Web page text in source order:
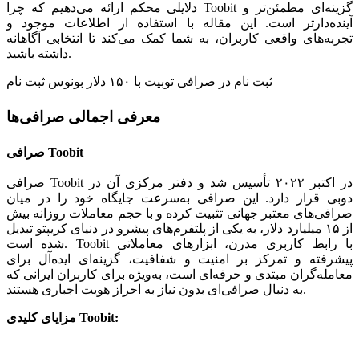
دلایلی محکم ارائه می‌دهیم که چرا Toobit گزینه‌ای مطمئن‌تر و
آینده‌دارتر است. این مقاله با استفاده از اطلاعات موجود و
تجربه‌های واقعی کاربران، به شما کمک می‌کند تا انتخابی آگاهانه
داشته باشید.
ثبت نام در صرافی توبیت با ۱۵۰ دلار بونوس ثبت نام
معرفی اجمالی صرافی‌ها
صرافی Toobit
صرافی Toobit در اکتبر ۲۰۲۲ تأسیس شد و دفتر مرکزی آن در
دوبی قرار دارد. این صرافی به‌سرعت جایگاه خود را در میان
صرافی‌های معتبر جهانی تثبیت کرده و با حجم معاملات روزانه بیش
از ۱۵ میلیارد دلار، به یکی از پلتفرم‌های پیشرو در دنیای کریپتو تبدیل
شده است. Toobit با رابط کاربری مدرن، ابزارهای معاملاتی
پیشرفته و تمرکز بر امنیت و شفافیت، گزینه‌ای ایده‌آل برای
معامله‌گران مبتدی و حرفه‌ای است، به‌ویژه برای کاربران ایرانی که
به دنبال صرافی‌ای بدون نیاز به احراز هویت اجباری هستند.
مزایای کلیدی Toobit: